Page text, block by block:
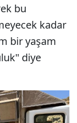
bu
kadar
bir yaşam
diye